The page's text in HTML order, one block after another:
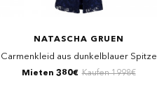
NATASCHA GRUEN
Carmenkleid aus dunkelblauer Spitze
Mieten 380€ Kaufen 1998€